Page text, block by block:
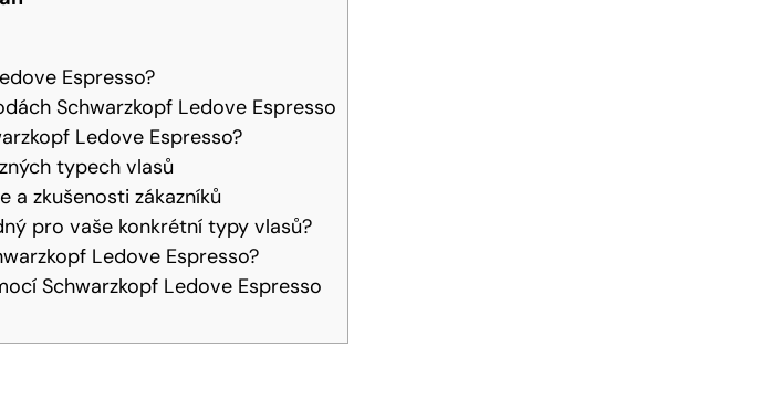
Espresso?
Schwarzkopf Ledove ‌Espresso
Ledove Espresso?
typech vlasů
a zkušenosti ⁤zákazníků
pro vaše konkrétní ⁣typy vlasů?
Ledove Espresso?
⁣Schwarzkopf Ledove Espresso